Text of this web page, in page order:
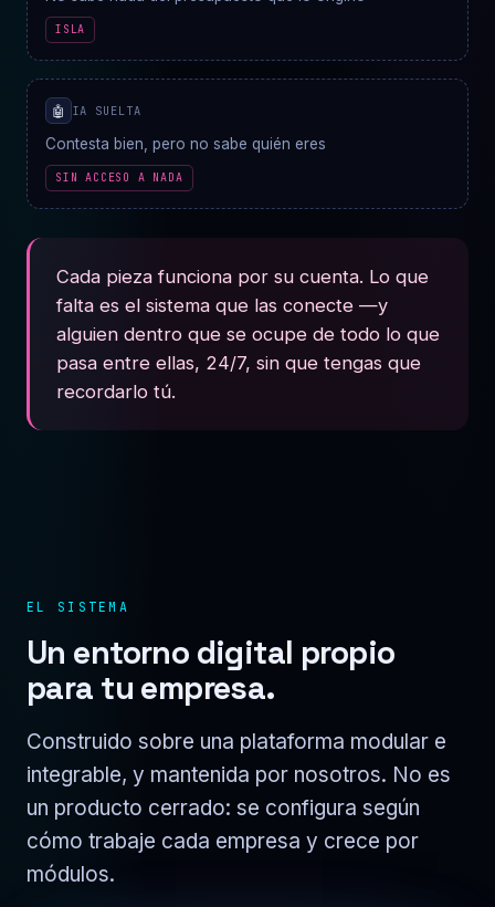
ISLA
🤖 IA SUELTA
Contesta bien, pero no sabe quién eres
SIN ACCESO A NADA
Cada pieza funciona por su cuenta. Lo que
falta es el sistema que las conecte —y
alguien dentro que se ocupe de todo lo que
pasa entre ellas, 24/7, sin que tengas que
recordarlo tú.
EL SISTEMA
Un entorno digital propio
para tu empresa.
Construido sobre una plataforma modular e
integrable, y mantenida por nosotros. No es
un producto cerrado: se configura según
cómo trabaje cada empresa y crece por
módulos.